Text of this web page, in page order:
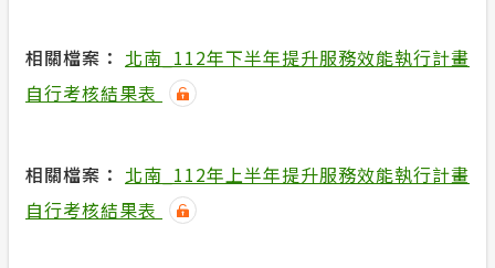
相關檔案： 北南_112年下半年提升服務效能執行計畫
自行考核結果表
相關檔案： 北南_112年上半年提升服務效能執行計畫
自行考核結果表